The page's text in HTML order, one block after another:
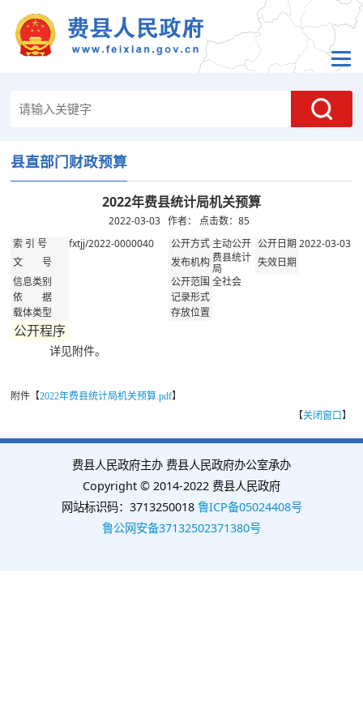
县直部门财政预算
2022年费县统计局机关预算
2022-03-03 作者： 点击数： 85
索 引 号 fxtjj/2022-0000040 公开方式 主动公开 公开日期2022-03-03
文 号 发布机构费县统计
局
失效日期
信息类别
公开范围全社会
依 据
记录形式
载体类型
存放位置
公开程序
详见附件。
附件【2022年费县统计局机关预算.pdf】
【关闭窗口】
费县人民政府主办 费县人民政府办公室承办
Copyright © 2014-2022 费县人民政府
网站标识码：3713250018 鲁ICP备05024408号
鲁公网安备37132502371380号